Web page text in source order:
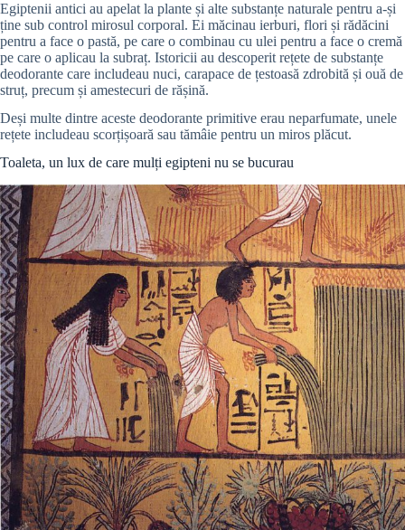
Egiptenii antici au apelat la plante și alte substanțe naturale pentru a-și
ține sub control mirosul corporal. Ei măcinau ierburi, flori și rădăcini
pentru a face o pastă, pe care o combinau cu ulei pentru a face o cremă
pe care o aplicau la subraț. Istoricii au descoperit rețete de substanțe
deodorante care includeau nuci, carapace de țestoasă zdrobită și ouă de
struț, precum și amestecuri de rășină.
Deși multe dintre aceste deodorante primitive erau neparfumate, unele
rețete includeau scorțișoară sau tămâie pentru un miros plăcut.
Toaleta, un lux de care mulți egipteni nu se bucurau